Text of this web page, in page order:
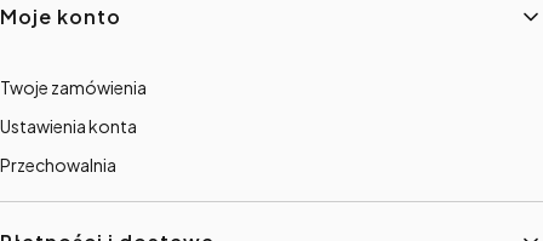
Moje konto
Twoje zamówienia
Ustawienia konta
Przechowalnia